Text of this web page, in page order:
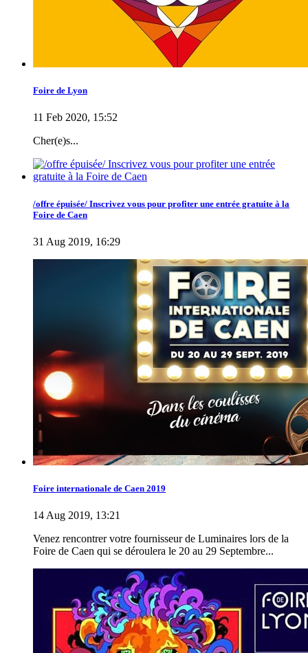
Foire de Lyon
11 Feb 2020, 15:52
Cher(e)s...
/offre épuisée/ Inscrivez vous pour profiter une entrée gratuite à la
Foire de Caen
31 Aug 2019, 16:29
Foire internationale de Caen 2019
14 Aug 2019, 13:21
Venez rencontrer votre fournisseur de Luminaires lors de la
Foire de Caen qui se déroulera le 20 au 29 Septembre...